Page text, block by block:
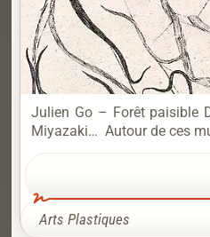
Julien Go – Forêt paisible
Miyazaki… Autour de ces
Arts Plastiques